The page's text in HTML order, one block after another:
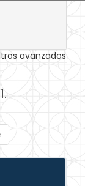
avanzados